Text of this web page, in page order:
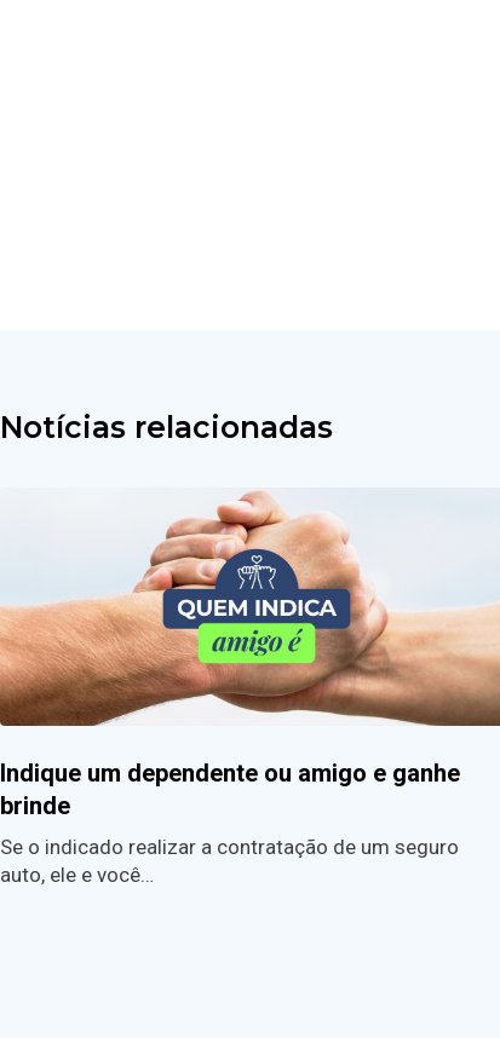
Notícias relacionadas
Indique um dependente ou amigo e ganhe
brinde
Se o indicado realizar a contratação de um seguro
auto, ele e você…